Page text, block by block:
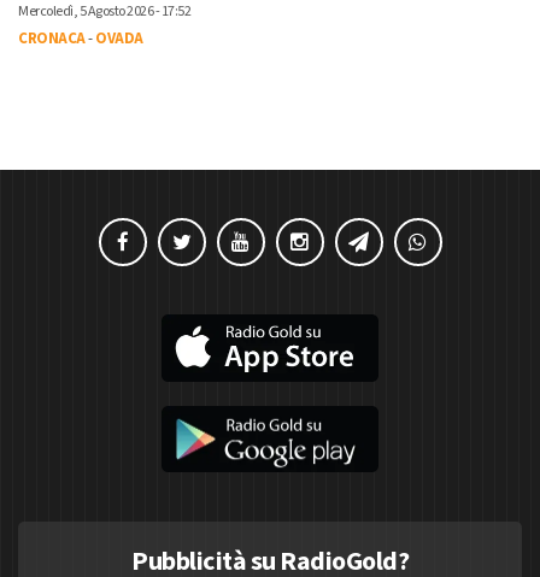
Mercoledì, 5 Agosto 2026 - 17:52
CRONACA-OVADA
Pubblicità su RadioGold?